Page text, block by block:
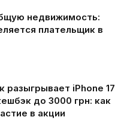
недвижимость:
плательщик в
разыгрывает iPhone 17
до 3000 грн: как
в акции